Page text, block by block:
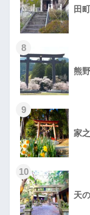
田
8
熊
9
家
10
天